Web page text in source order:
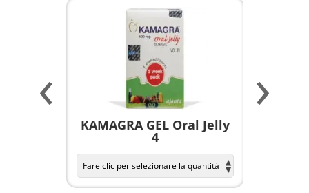
KAMAGRA GEL Oral Jelly
4
‹ ›